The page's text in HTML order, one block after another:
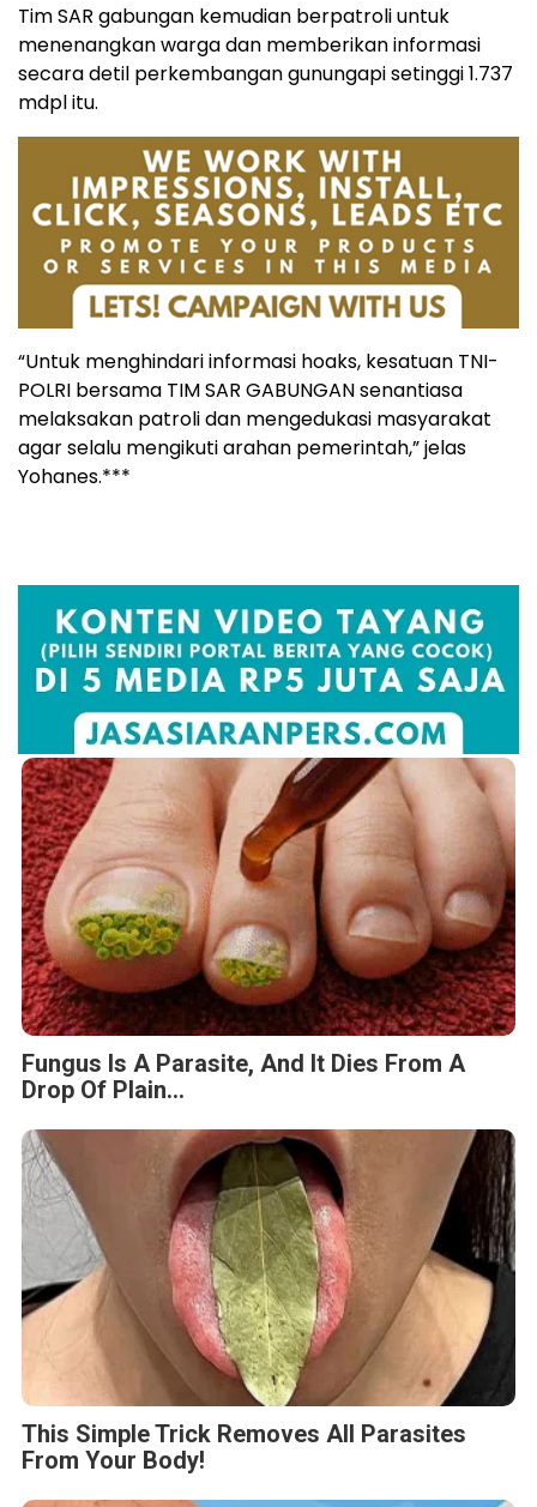
Tim SAR gabungan kemudian berpatroli untuk
menenangkan warga dan memberikan informasi
secara detil perkembangan gunungapi setinggi 1.737
mdpl itu.
“Untuk menghindari informasi hoaks, kesatuan TNI-
POLRI bersama TIM SAR GABUNGAN senantiasa
melaksakan patroli dan mengedukasi masyarakat
agar selalu mengikuti arahan pemerintah,” jelas
Yohanes.***
Fungus Is A Parasite, And It Dies From A
Drop Of Plain...
This Simple Trick Removes All Parasites
From Your Body!